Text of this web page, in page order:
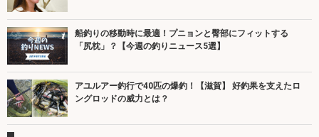
船釣りの移動時に最適！プニョンと臀部にフィットする
「尻枕」？【今週の釣りニュース5選】
アユルアー釣行で40匹の爆釣！【滋賀】 好釣果を支えたロ
ングロッドの威力とは？